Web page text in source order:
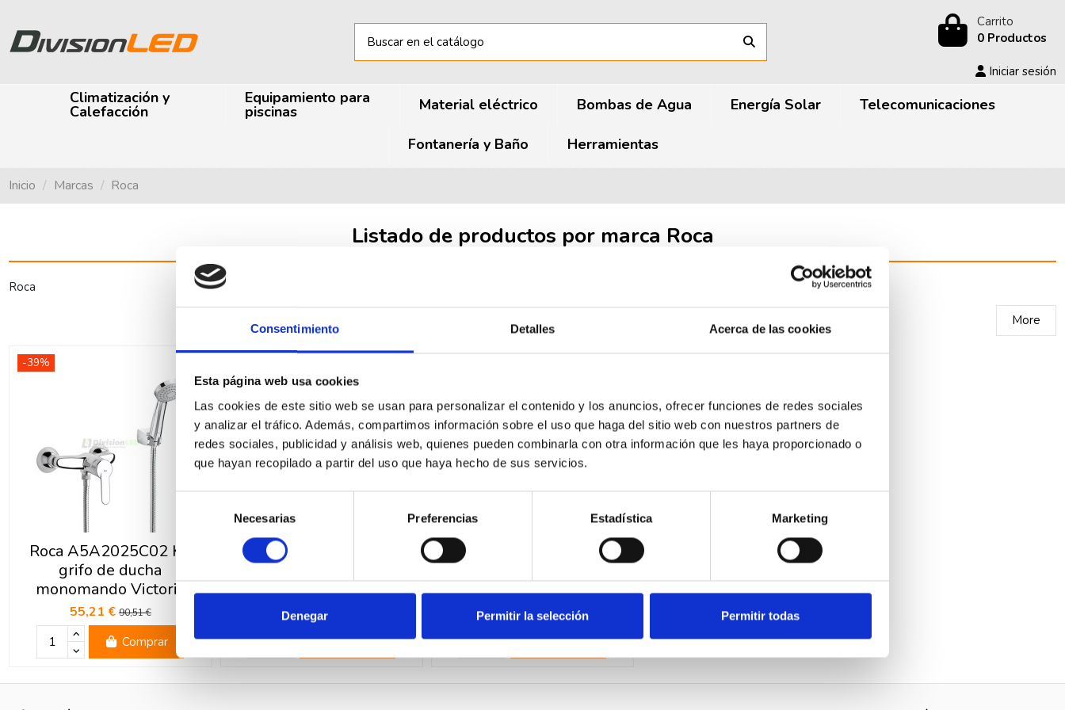
Consentimiento Detalles Acerca de las cookies
Esta página web usa cookies
Las cookies de este sitio web se usan para personalizar el contenido y los anuncios, ofrecer funciones de redes sociales
y analizar el tráfico. Además, compartimos información sobre el uso que haga del sitio web con nuestros partners de
redes sociales, publicidad y análisis web, quienes pueden combinarla con otra información que les haya proporcionado o
que hayan recopilado a partir del uso que haya hecho de sus servicios.
consentimiento
Necesarias Preferencias Estadística Marketing
Denegar Permitir la selección Permitir todas
Carrito
0 Productos
Iniciar sesión
Climatización y
Calefacción
Equipamiento para
piscinas Material eléctrico Bombas de Agua Energía Solar Telecomunicaciones
Fontanería y Baño Herramientas
Inicio Marcas Roca
Listado de productos por marca Roca
Roca
More
-39%
Roca A5A2025C02 Kit
grifo de ducha
monomando Victoria
55,21 € 90,51 €
Comprar
Roca A5A3125C00 Grifo
lavabo monomando
Victoria
41,56 €
Comprar
Roca A5A6125C00 Grifo
de bidé monomando
Victoria
44,06 €72,24 €
Comprar